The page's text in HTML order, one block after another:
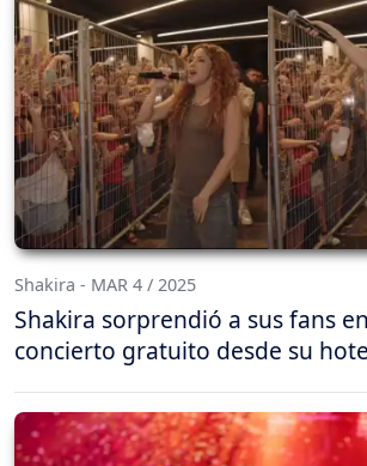
Shakira - MAR 4 / 2025
Shakira sorprendió a sus fans
concierto gratuito desde su